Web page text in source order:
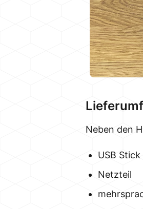
Neben den
USB
Netzteil